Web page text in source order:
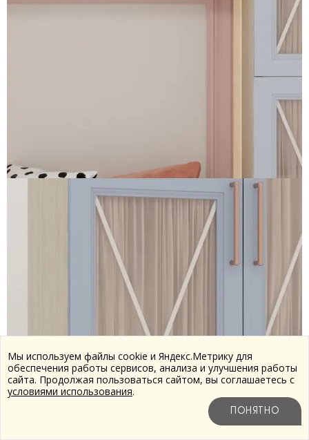
Мы используем файлы cookie и Яндекс.Метрику для
обеспечения работы сервисов, анализа и улучшения работы
сайта. Продолжая пользоваться сайтом, вы соглашаетесь с
условиями использования.
ПОНЯТНО